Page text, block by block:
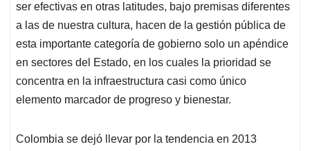
ser efectivas en otras latitudes, bajo premisas diferentes
a las de nuestra cultura, hacen de la gestión pública de
esta importante categoría de gobierno solo un apéndice
en sectores del Estado, en los cuales la prioridad se
concentra en la infraestructura casi como único
elemento marcador de progreso y bienestar.
Colombia se dejó llevar por la tendencia en 2013